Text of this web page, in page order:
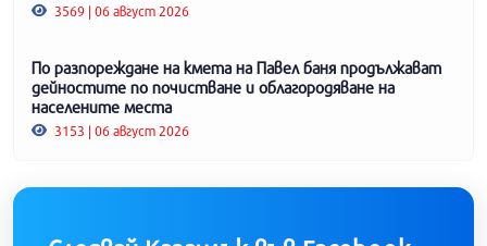
3569 | 06 август 2026
По разпореждане на кмета на Павел баня продължават
дейностите по почистване и облагородяване на
населените места
3153 | 06 август 2026